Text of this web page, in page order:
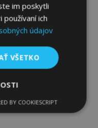
Pridať
prianí
im poskytli
ich
údajov
VŠETKO
Cielenie
BY COOKIESCRIPT